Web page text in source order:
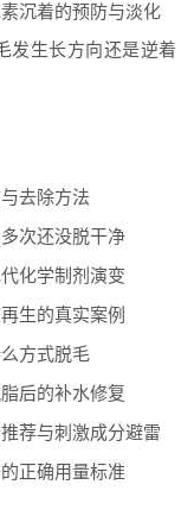
沉着的预防与淡化
发生长方向还是逆着
去除方法
次还没脱干净
化学制剂演变
生的真实案例
方式脱毛
后的补水修复
荐与刺激成分避雷
正确用量标准